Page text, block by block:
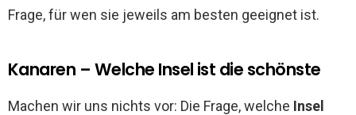
Frage, für wen sie jeweils am besten geeignet ist.
Kanaren – Welche Insel ist die schönste
Machen wir uns nichts vor: Die Frage, welche Insel